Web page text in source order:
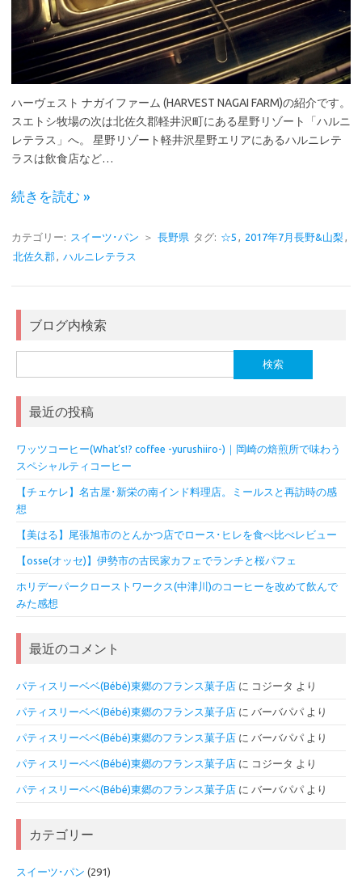
ハーヴェスト ナガイファーム (HARVEST NAGAI FARM)の紹介です。
スエトシ牧場の次は北佐久郡軽井沢町にある星野リゾート「ハルニ
レテラス」へ。 星野リゾート軽井沢星野エリアにあるハルニレテ
ラスは飲食店など…
続きを読む »
カテゴリー: スイーツ･パン ＞ 長野県 タグ: ☆5 , 2017年7月長野&山梨,
北佐久郡, ハルニレテラス
ブログ内検索
索:
最近の投稿
ワッツコーヒー(What’s!? coffee -yurushiiro-)｜岡崎の焙煎所で味わう
スペシャルティコーヒー
【チェケレ】名古屋･新栄の南インド料理店。ミールスと再訪時の感
想
【美はる】尾張旭市のとんかつ店でロース･ヒレを食べ比べレビュー
【osse(オッセ)】伊勢市の古民家カフェでランチと桜パフェ
ホリデーパークローストワークス(中津川)のコーヒーを改めて飲んで
みた感想
最近のコメント
パティスリーベベ(Bébé)東郷のフランス菓子店 に コジータ より
パティスリーベベ(Bébé)東郷のフランス菓子店 に バーバパパ より
パティスリーベベ(Bébé)東郷のフランス菓子店 に バーバパパ より
パティスリーベベ(Bébé)東郷のフランス菓子店 に コジータ より
パティスリーベベ(Bébé)東郷のフランス菓子店 に バーバパパ より
カテゴリー
スイーツ･パン (291)